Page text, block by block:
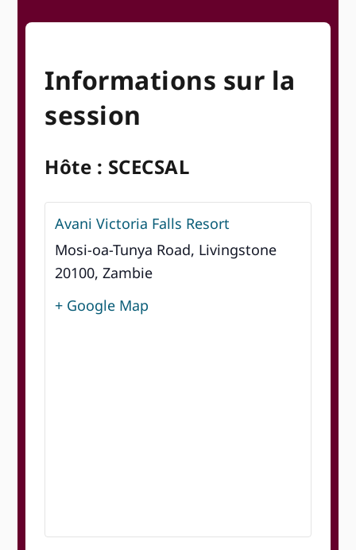
Informations sur la
session
Hôte : SCECSAL
Avani Victoria Falls Resort
Mosi-oa-Tunya Road, Livingstone
20100, Zambie
+ Google Map